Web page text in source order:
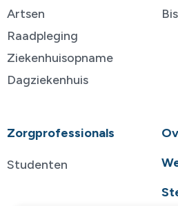
Artsen
Raadpleging
Ziekenhuisopname
Dagziekenhuis
Zorgprofessionals
Studenten